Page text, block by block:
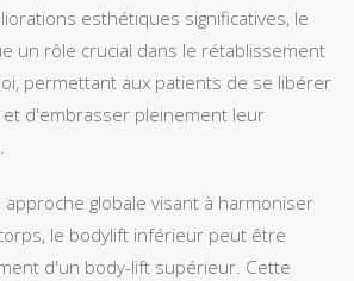
esthétiques significatives, le
un rôle crucial dans le rétablissement
permettant aux patients de se libérer
d'embrasser pleinement leur
globale visant à harmoniser
le bodylift inférieur peut être
d'un body-lift supérieur. Cette